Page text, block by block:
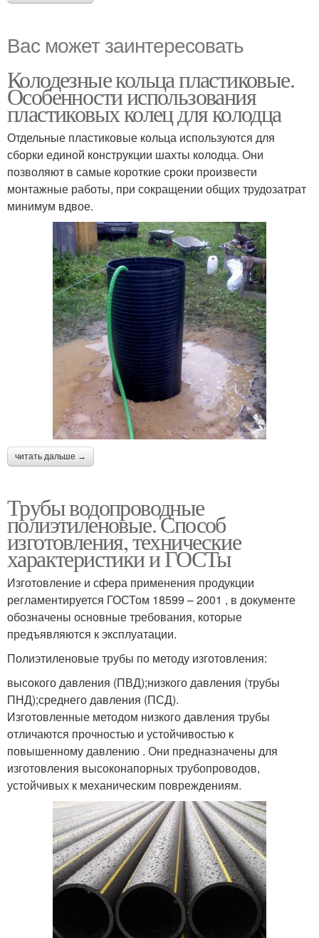
Вас может заинтересовать
Колодезные кольца пластиковые.
Особенности использования
пластиковых колец для колодца
Отдельные пластиковые кольца используются для
сборки единой конструкции шахты колодца. Они
позволяют в самые короткие сроки произвести
монтажные работы, при сокращении общих трудозатрат
минимум вдвое.
читать дальше →
Трубы водопроводные
полиэтиленовые. Способ
изготовления, технические
характеристики и ГОСТы
Изготовление и сфера применения продукции
регламентируется ГОСТом 18599 – 2001 , в документе
обозначены основные требования, которые
предъявляются к эксплуатации.
Полиэтиленовые трубы по методу изготовления:
высокого давления (ПВД);низкого давления (трубы
ПНД);среднего давления (ПСД).
Изготовленные методом низкого давления трубы
отличаются прочностью и устойчивостью к
повышенному давлению . Они предназначены для
изготовления высоконапорных трубопроводов,
устойчивых к механическим повреждениям.